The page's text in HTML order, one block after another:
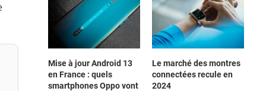
Mise à jour Android 13
en France : quels
smartphones Oppo vont
Le marché des montres
connectées recule en
2024